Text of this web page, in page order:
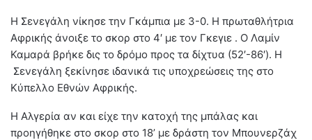
Η Σενεγάλη νίκησε την Γκάμπια με 3-0. Η πρωταθλήτρια
Αφρικής άνοιξε το σκορ στο 4′ με τον Γκεγιε . Ο Λαμίν
Καμαρά βρήκε δις το δρόμο προς τα δίχτυα (52′-86′). Η
Σενεγάλη ξεκίνησε ιδανικά τις υποχρεώσεις της στο
Κύπελλο Εθνών Αφρικής.
Η Αλγερία αν και είχε την κατοχή της μπάλας και
προηγήθηκε στο σκορ στο 18’ με δράστη τον Μπουνερζάχ